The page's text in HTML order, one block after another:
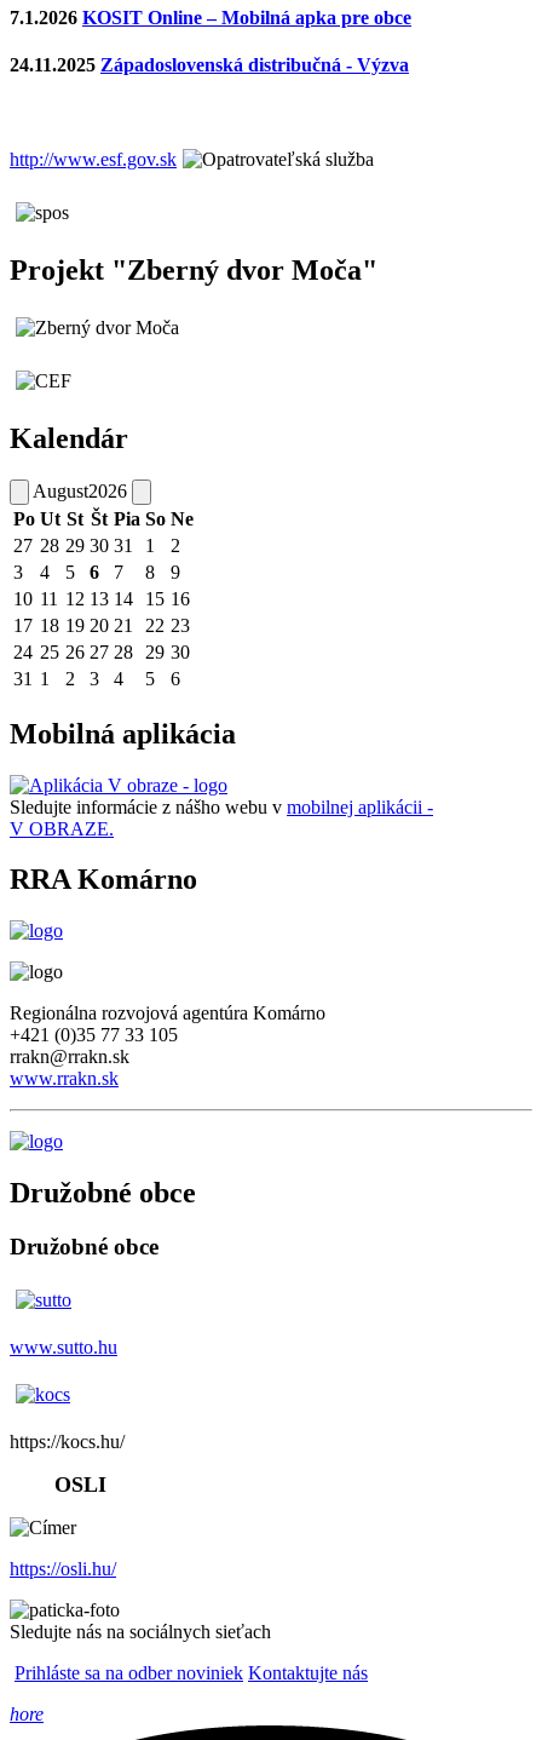
7.1.2026 KOSIT Online – Mobilná apka pre obce
24.11.2025 Západoslovenská distribučná - Výzva
http://www.esf.gov.sk
Projekt "Zberný dvor Moča"
Kalendár
August2026
Po Ut St Št Pia So Ne
27 28 29 30 31 1
2
3
4 5 6 7 8
9
10 11 12 13 14 15 16
17 18 19 20 21 22 23
24 25 26 27 28 29 30
31 1 2 3 4 5 6
Mobilná aplikácia
Sledujte informácie z nášho webu v mobilnej aplikácii -
V OBRAZE.
RRA Komárno
Regionálna rozvojová agentúra Komárno
+421 (0)35 77 33 105
rrakn@rrakn.sk
www.rrakn.sk
Družobné obce
Družobné obce
www.sutto.hu
https://kocs.hu/
OSLI
https://osli.hu/
Sledujte nás na sociálnych sieťach
Prihláste sa na odber noviniek Kontaktujte nás
hore